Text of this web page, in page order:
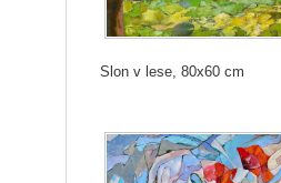
Slon v lese, 80x60 cm